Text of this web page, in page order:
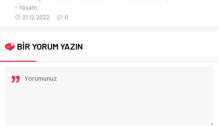
Yaşam
21.12.2022
0
BİR YORUM YAZIN